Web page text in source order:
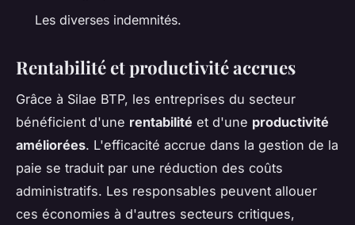
Les diverses indemnités.
Rentabilité et productivité accrues
Grâce à Silae BTP, les entreprises du secteur
bénéficient d'une rentabilité et d'une productivité
améliorées. L'efficacité accrue dans la gestion de la
paie se traduit par une réduction des coûts
administratifs. Les responsables peuvent allouer
ces économies à d'autres secteurs critiques,